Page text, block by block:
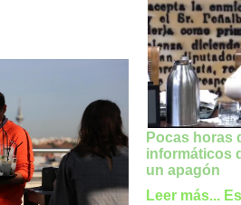
Pocas horas
informáticos
un apagón
Leer más...